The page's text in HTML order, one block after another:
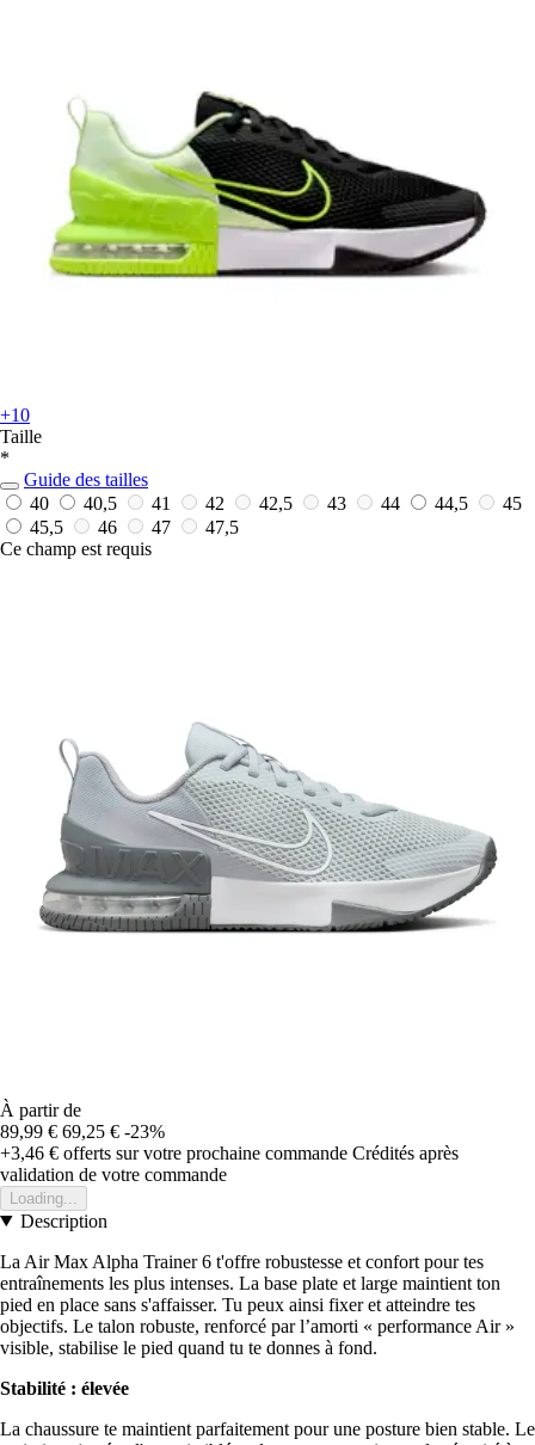
+10
Taille
*
Guide des tailles
40
40,5 41 42 42,5 43 44 44,5
45
45,5
46 47
47,5
Ce champ est requis
À partir de
89,99 € 69,25 € -23%
+3,46 € offerts sur votre prochaine commande Crédités après
validation de votre commande
Loading...
Description
La Air Max Alpha Trainer 6 t'offre robustesse et confort pour tes
entraînements les plus intenses. La base plate et large maintient ton
pied en place sans s'affaisser. Tu peux ainsi fixer et atteindre tes
objectifs. Le talon robuste, renforcé par l’amorti « performance Air »
visible, stabilise le pied quand tu te donnes à fond.
Stabilité : élevée
La chaussure te maintient parfaitement pour une posture bien stable. Le